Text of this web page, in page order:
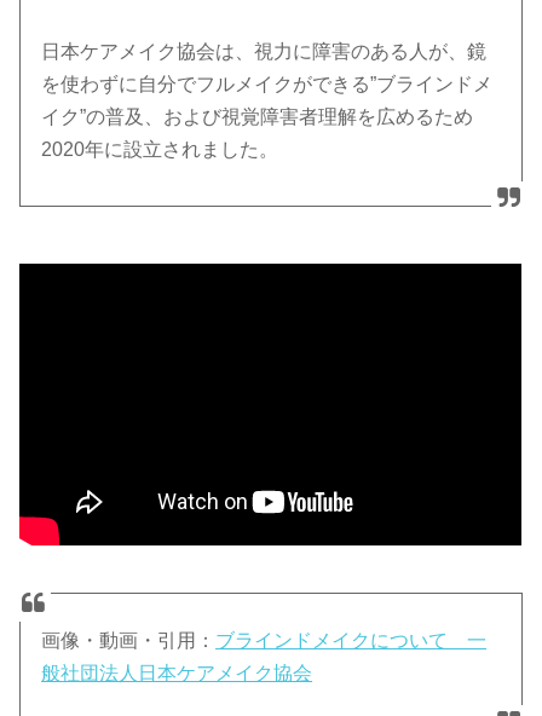
日本ケアメイク協会は、視力に障害のある人が、鏡
を使わずに自分でフルメイクができる”ブラインドメ
イク”の普及、および視覚障害者理解を広めるため
2020年に設立されました。
画像・動画・引用： ブラインドメイクについて 一
般社団法人日本ケアメイク協会